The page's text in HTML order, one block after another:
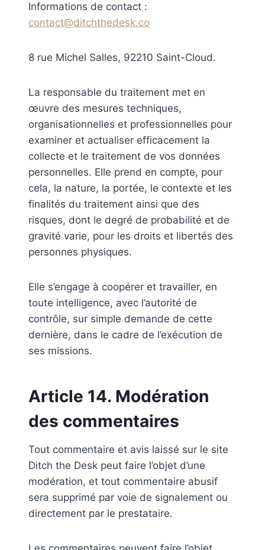
Informations de contact :
contact@ditchthedesk.co
8 rue Michel Salles, 92210 Saint-Cloud.
La responsable du traitement met en
œuvre des mesures techniques,
organisationnelles et professionnelles pour
examiner et actualiser efficacement la
collecte et le traitement de vos données
personnelles. Elle prend en compte, pour
cela, la nature, la portée, le contexte et les
finalités du traitement ainsi que des
risques, dont le degré de probabilité et de
gravité varie, pour les droits et libertés des
personnes physiques.
Elle s’engage à coopérer et travailler, en
toute intelligence, avec l’autorité de
contrôle, sur simple demande de cette
dernière, dans le cadre de l’exécution de
ses missions.
Article 14. Modération
des commentaires
Tout commentaire et avis laissé sur le site
Ditch the Desk peut faire l’objet d’une
modération, et tout commentaire abusif
sera supprimé par voie de signalement ou
directement par le prestataire.